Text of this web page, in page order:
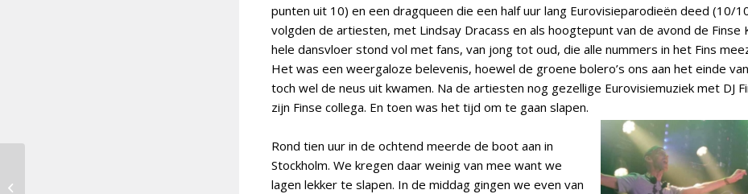
punten uit 10) en een dragqueen die een half uur lang Eurovisieparodieën deed (10/
volgden de artiesten, met Lindsay Dracass en als hoogtepunt van de avond de Finse
hele dansvloer stond vol met fans, van jong tot oud, die alle nummers in het Fins
Het was een weergaloze belevenis, hoewel de groene bolero’s ons aan het einde
toch wel de neus uit kwamen. Na de artiesten nog gezellige Eurovisiemuziek met DJ
zijn Finse collega. En toen was het tijd om te gaan slapen.
Rond tien uur in de ochtend meerde de boot aan in
Stockholm. We kregen daar weinig van mee want we
lagen lekker te slapen. In de middag gingen we even van